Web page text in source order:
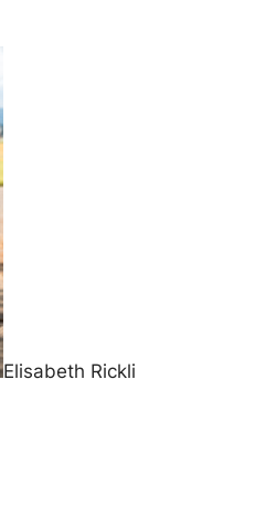
Elisabeth Rickli